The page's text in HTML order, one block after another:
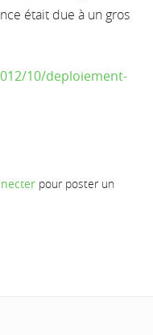
était due à un gros
10/deploiement-
pour poster un